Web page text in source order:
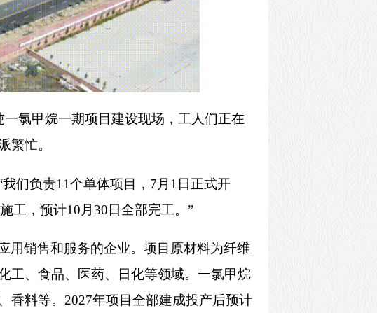
氯甲烷一期项目建设现场，工人们正在
繁忙。
们负责11个单体项目，7月1日正式开
工，预计10月30日全部完工。”
用销售和服务的企业。项目原材料为纤维
工、食品、医药、日化等领域。一氯甲烷
香料等。2027年项目全部建成投产后预计